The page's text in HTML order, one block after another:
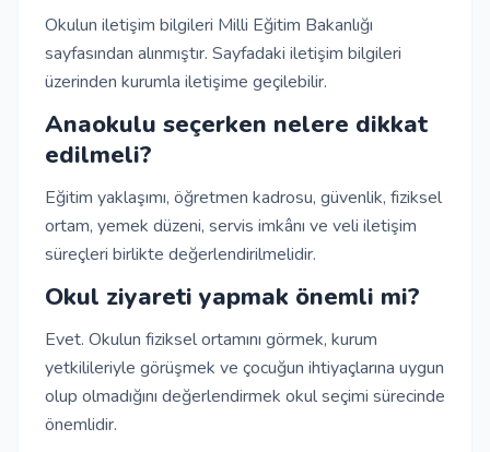
Okulun iletişim bilgileri Milli Eğitim Bakanlığı
sayfasından alınmıştır. Sayfadaki iletişim bilgileri
üzerinden kurumla iletişime geçilebilir.
Anaokulu seçerken nelere dikkat
edilmeli?
Eğitim yaklaşımı, öğretmen kadrosu, güvenlik, fiziksel
ortam, yemek düzeni, servis imkânı ve veli iletişim
süreçleri birlikte değerlendirilmelidir.
Okul ziyareti yapmak önemli mi?
Evet. Okulun fiziksel ortamını görmek, kurum
yetkilileriyle görüşmek ve çocuğun ihtiyaçlarına uygun
olup olmadığını değerlendirmek okul seçimi sürecinde
önemlidir.